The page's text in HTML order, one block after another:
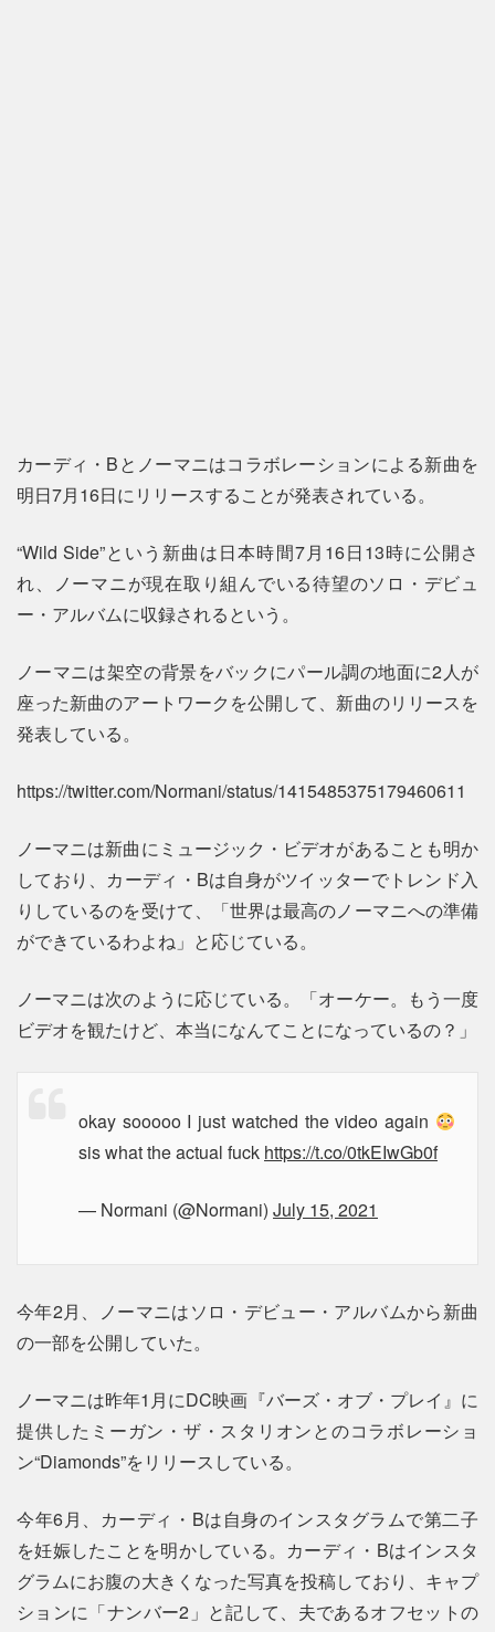
カーディ・Bとノーマニはコラボレーションによる新曲を
明日7月16日にリリースすることが発表されている。
“Wild Side”という新曲は日本時間7月16日13時に公開さ
れ、ノーマニが現在取り組んでいる待望のソロ・デビュ
ー・アルバムに収録されるという。
ノーマニは架空の背景をバックにパール調の地面に2人が
座った新曲のアートワークを公開して、新曲のリリースを
発表している。
https://twitter.com/Normani/status/1415485375179460611
ノーマニは新曲にミュージック・ビデオがあることも明か
しており、カーディ・Bは自身がツイッターでトレンド入
りしているのを受けて、「世界は最高のノーマニへの準備
ができているわよね」と応じている。
ノーマニは次のように応じている。「オーケー。もう一度
ビデオを観たけど、本当になんてことになっているの？」
okay sooooo I just watched the video again
sis what the actual fuck https://t.co/0tkEIwGb0f
— Normani (@Normani) July 15, 2021
今年2月、ノーマニはソロ・デビュー・アルバムから新曲
の一部を公開していた。
ノーマニは昨年1月にDC映画『バーズ・オブ・プレイ』に
提供したミーガン・ザ・スタリオンとのコラボレーショ
ン“Diamonds”をリリースしている。
今年6月、カーディ・Bは自身のインスタグラムで第二子
を妊娠したことを明かしている。カーディ・Bはインスタ
グラムにお腹の大きくなった写真を投稿しており、キャプ
ションに「ナンバー2」と記して、夫であるオフセットの